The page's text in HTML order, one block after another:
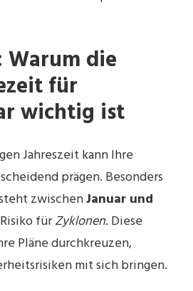
die
für
wichtig ist
Jahreszeit kann Ihre
prägen. Besonders
zwischenJanuar und
fürZyklonen. Diese
Pläne durchkreuzen,
mit sich bringen.